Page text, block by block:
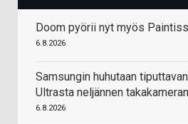
Doom pyörii nyt myös
6.8.2026
Samsungin huhutaan
Ultrasta neljännen
6.8.2026